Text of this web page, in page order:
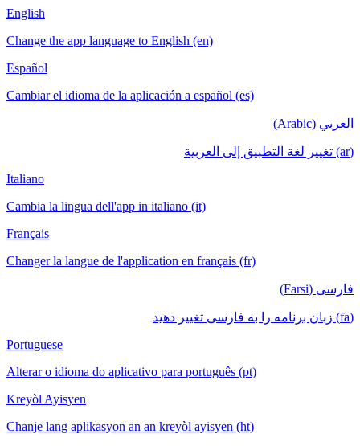
English
Change the app language to English (en)
Español
Cambiar el idioma de la aplicación a español (es)
العربي (Arabic)
(ar) تغيير لغة التطبيق إلى العربية
Italiano
Cambia la lingua dell'app in italiano (it)
Français
Changer la langue de l'application en français (fr)
فارسی (Farsi)
(fa) زبان برنامه را به فارسی تغییر دهید
Portuguese
Alterar o idioma do aplicativo para português (pt)
Kreyòl Ayisyen
Chanje lang aplikasyon an an kreyòl ayisyen (ht)